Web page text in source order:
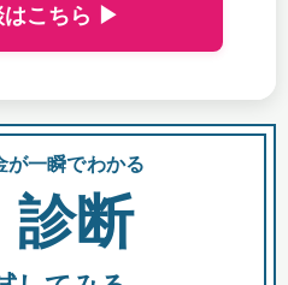
はこちら ▶
が一瞬でわかる
診断